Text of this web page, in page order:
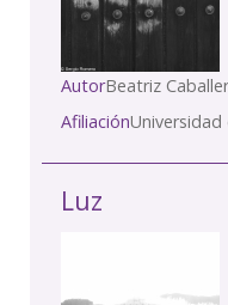
AutorBeatriz
Afiliación
Luz